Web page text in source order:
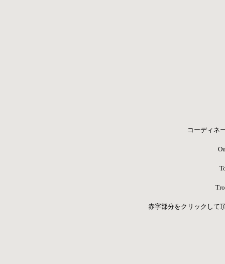
コーディネ
赤字部分をクリックして